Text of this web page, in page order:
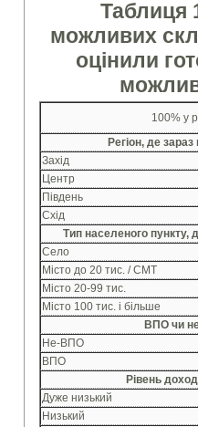
Таблиця
можливих
оцінили
100% у
Регіон, де
Захід
Центр
Південь
Схід
Тип населеного пункту,
Село
Місто до 20 тис. / СМТ
Місто 20-99 тис.
Місто 100 тис. і більше
ВПО чи
Не-ВПО
ВПО
Рівень
Дуже низький
Низький